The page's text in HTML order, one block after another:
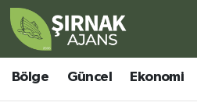
Bölge Güncel Ekonomi
Bölge
Güncel
Şırnak Nöbetçi
Şırnak Hava Durumu